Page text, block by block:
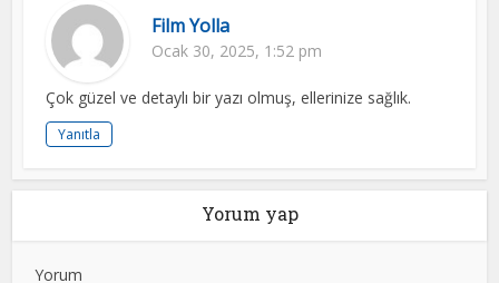
Film Yolla
Ocak 30, 2025, 1:52 pm
Çok güzel ve detaylı bir yazı olmuş, ellerinize sağlık.
Yanıtla
Yorum yap
Yorum